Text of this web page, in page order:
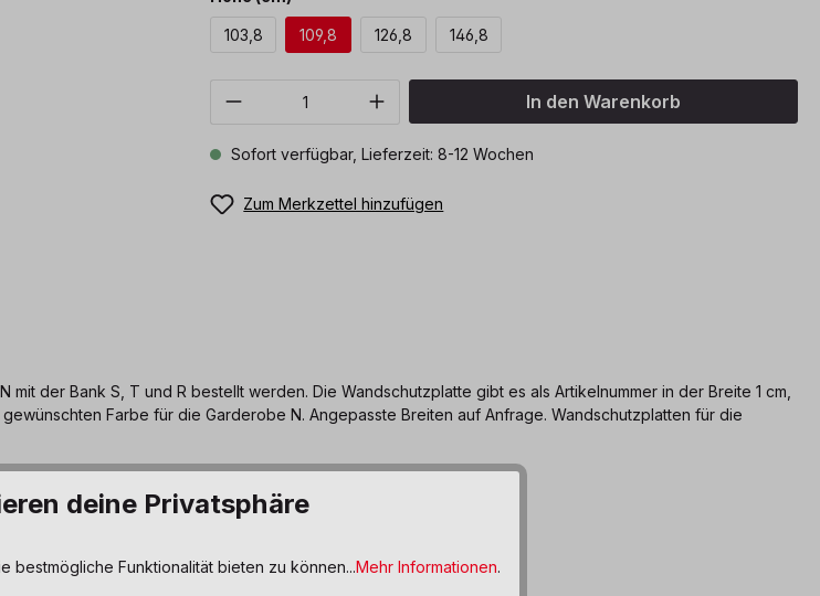
103,8 109,8 126,8 146,8
Produkt Anzahl: Gib den gewünschten Wert
In den Warenkorb
Sofort verfügbar, Lieferzeit: 8-12 Wochen
Zum Merkzettel hinzufügen
der Bank S, T und R bestellt werden. Die Wandschutzplatte gibt es als Artikelnummer in der Breite 1 cm,
Farbe für die Garderobe N. Angepasste Breiten auf Anfrage. Wandschutzplatten für die
deine Privatsphäre
bestmögliche Funktionalität bieten zu können...Mehr Informationen.